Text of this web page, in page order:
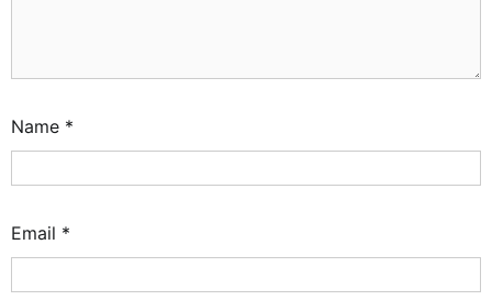
Name *
Email *